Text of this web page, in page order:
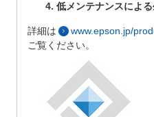
低メンテナンスによ
詳細は www.epson.jp/
ご覧ください。